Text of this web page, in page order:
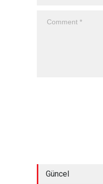
Güncel